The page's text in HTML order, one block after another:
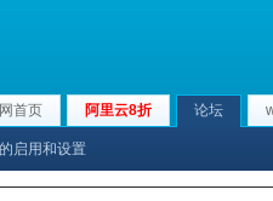
首页 阿里云8折 论坛
启用和设置